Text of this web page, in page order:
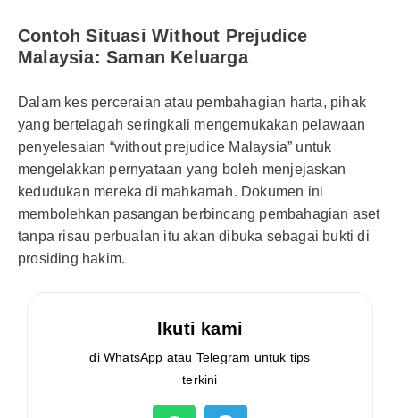
Contoh Situasi Without Prejudice
Malaysia: Saman Keluarga
Dalam kes perceraian atau pembahagian harta, pihak
yang bertelagah seringkali mengemukakan pelawaan
penyelesaian “without prejudice Malaysia” untuk
mengelakkan pernyataan yang boleh menjejaskan
kedudukan mereka di mahkamah. Dokumen ini
membolehkan pasangan berbincang pembahagian aset
tanpa risau perbualan itu akan dibuka sebagai bukti di
prosiding hakim.
Ikuti kami
di WhatsApp atau Telegram untuk tips
terkini